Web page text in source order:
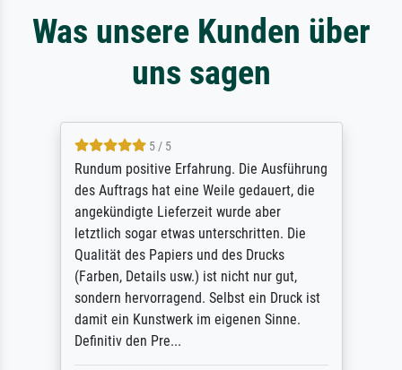
Was unsere Kunden über
uns sagen
5 / 5
Rundum positive Erfahrung. Die Ausführung
des Auftrags hat eine Weile gedauert, die
angekündigte Lieferzeit wurde aber
letztlich sogar etwas unterschritten. Die
Qualität des Papiers und des Drucks
(Farben, Details usw.) ist nicht nur gut,
sondern hervorragend. Selbst ein Druck ist
damit ein Kunstwerk im eigenen Sinne.
Definitiv den Pre...